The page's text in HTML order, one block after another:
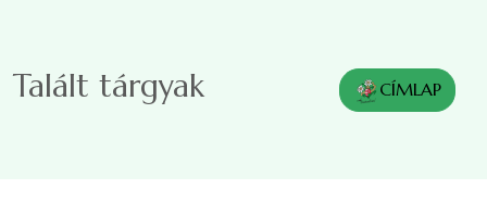
Talált tárgyak CÍMLAP